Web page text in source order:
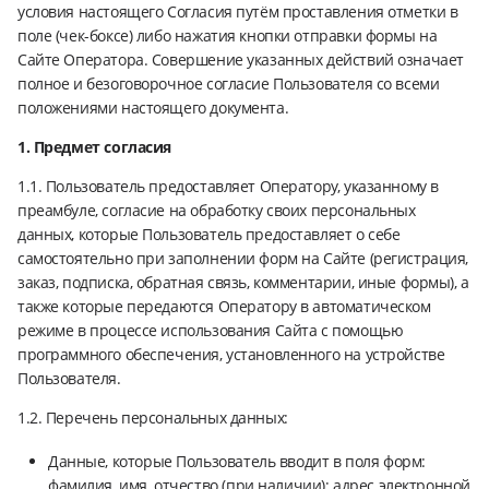
условия настоящего Согласия путём проставления отметки в
поле (чек-боксе) либо нажатия кнопки отправки формы на
Сайте Оператора. Совершение указанных действий означает
полное и безоговорочное согласие Пользователя со всеми
положениями настоящего документа.
1. Предмет согласия
1.1. Пользователь предоставляет Оператору, указанному в
преамбуле, согласие на обработку своих персональных
данных, которые Пользователь предоставляет о себе
самостоятельно при заполнении форм на Сайте (регистрация,
заказ, подписка, обратная связь, комментарии, иные формы), а
также которые передаются Оператору в автоматическом
режиме в процессе использования Сайта с помощью
программного обеспечения, установленного на устройстве
Пользователя.
1.2. Перечень персональных данных:
Данные, которые Пользователь вводит в поля форм: